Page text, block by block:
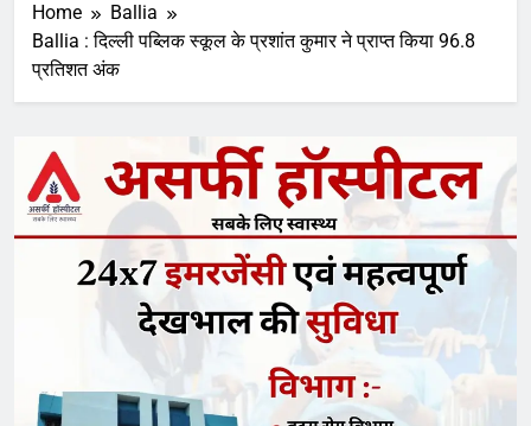
Home
Ballia
Ballia : दिल्ली पब्लिक स्कूल के प्रशांत कुमार ने प्राप्त किया 96.8
प्रतिशत अंक